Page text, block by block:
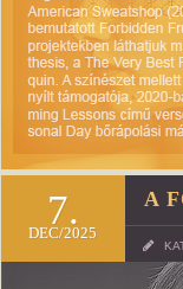
7.
DEC/2025
A